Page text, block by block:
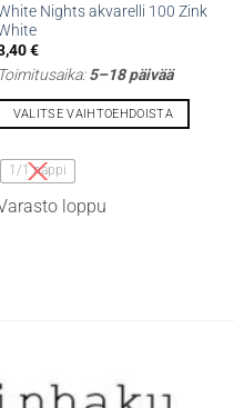
Nights akvarelli 100 Zink
€
Toimitusaika:5–18 päivää
VALITSE VAIHTOEHDOISTA
tuotteella
on
1/1 nappi
loppu